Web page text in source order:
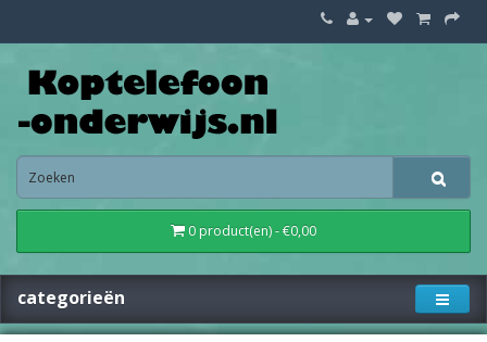
0 product(en) - €0,00
categorieën